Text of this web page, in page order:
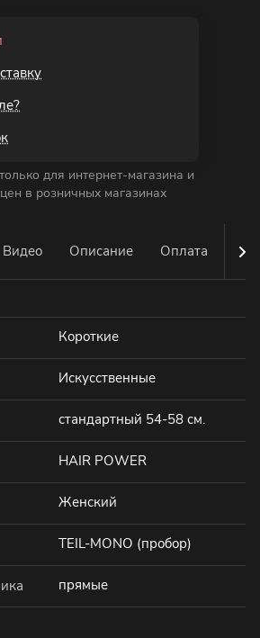
для интернет-магазина и
в розничных магазинах
Видео Описание Оплата
Короткие
Искусственные
стандартный 54-58 см.
HAIR POWER
Женский
TEIL-MONO (пробор)
прямые